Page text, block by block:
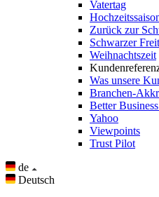
Vatertag
Zurück zur
Schwarzer
Weihnachtszeit
Was unsere
Branchen-
Better
Yahoo
Viewpoints
Trust Pilot
de
Deutsch